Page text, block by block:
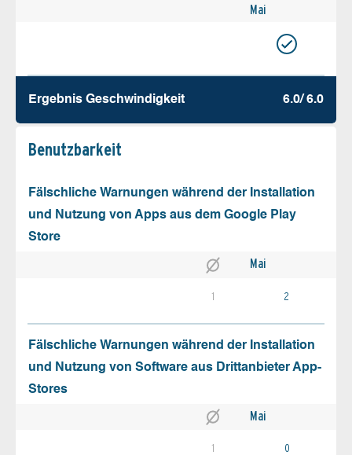
Mai
Ergebnis Geschw­indigkeit 6.0/ 6.0
Benutz­barkeit
Fälschliche Warnungen während der Installation
und Nutzung von Apps aus dem Google Play
Store
Mai
1 2
Fälschliche Warnungen während der Installation
und Nutzung von Software aus Drittanbieter App-
Stores
Mai
1 0